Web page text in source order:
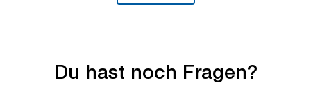
Du hast noch Fragen?